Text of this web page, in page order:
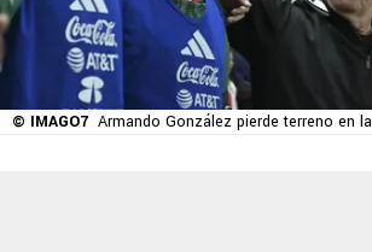
© IMAGO7 Armando González pierde terreno en